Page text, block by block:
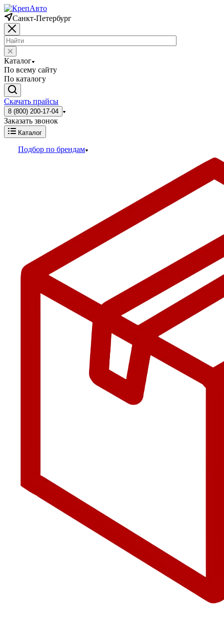
Санкт-Петербург
Каталог
По всему сайту
По каталогу
Скачать прайсы
8 (800) 200-17-04
Заказать звонок
Каталог
Подбор по брендам